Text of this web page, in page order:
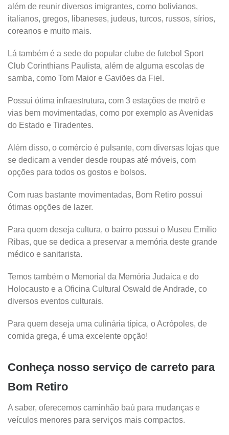
além de reunir diversos imigrantes, como bolivianos,
italianos, gregos, libaneses, judeus, turcos, russos, sírios,
coreanos e muito mais.
Lá também é a sede do popular clube de futebol Sport
Club Corinthians Paulista, além de alguma escolas de
samba, como Tom Maior e Gaviões da Fiel.
Possui ótima infraestrutura, com 3 estações de metrô e
vias bem movimentadas, como por exemplo as Avenidas
do Estado e Tiradentes.
Além disso, o comércio é pulsante, com diversas lojas que
se dedicam a vender desde roupas até móveis, com
opções para todos os gostos e bolsos.
Com ruas bastante movimentadas, Bom Retiro possui
ótimas opções de lazer.
Para quem deseja cultura, o bairro possui o Museu Emílio
Ribas, que se dedica a preservar a memória deste grande
médico e sanitarista.
Temos também o Memorial da Memória Judaica e do
Holocausto e a Oficina Cultural Oswald de Andrade, co
diversos eventos culturais.
Para quem deseja uma culinária típica, o Acrópoles, de
comida grega, é uma excelente opção!
Conheça nosso serviço de carreto para
Bom Retiro
A saber, oferecemos caminhão baú para mudanças e
veículos menores para serviços mais compactos.